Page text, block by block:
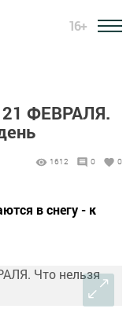
16+
ФЕВРАЛЯ.
1612 0 0
в снегу - к